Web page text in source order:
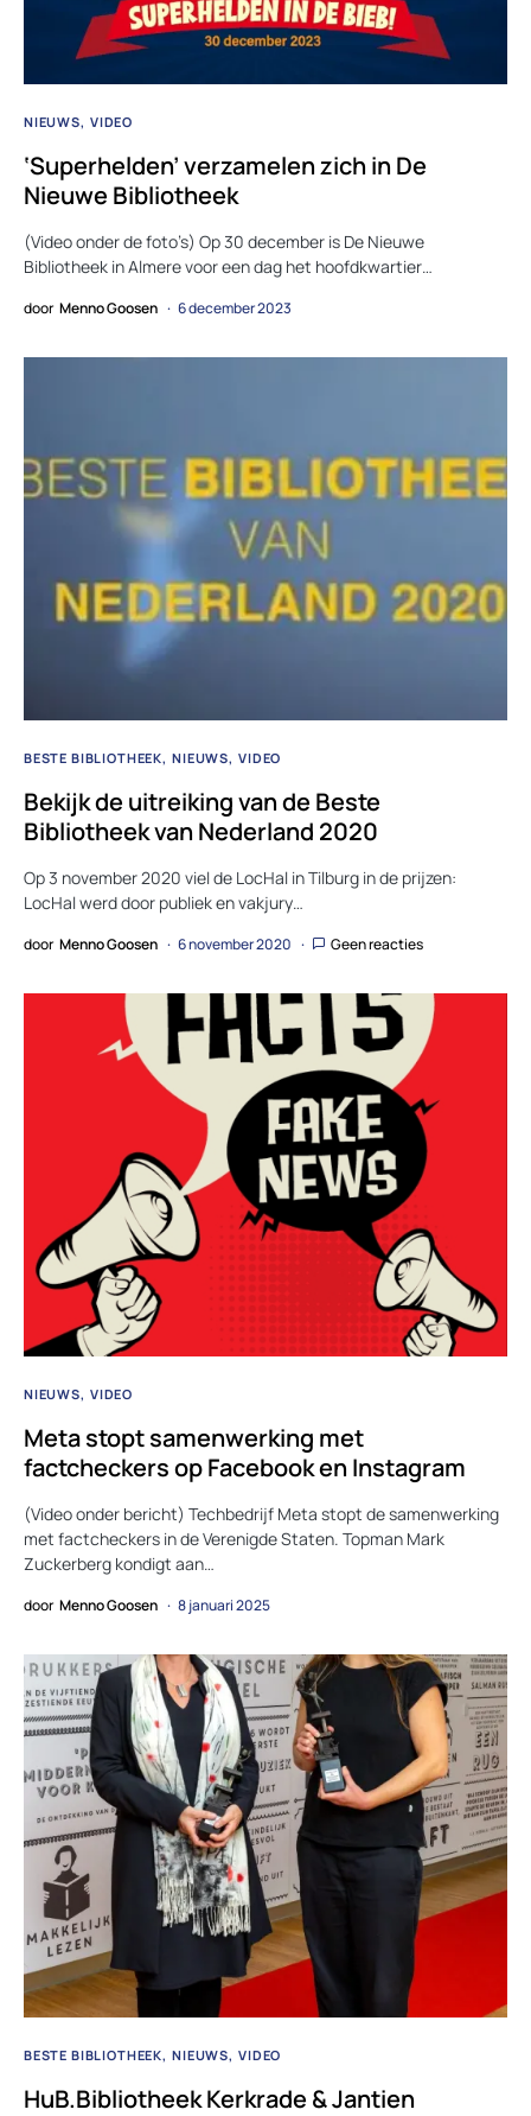
NIEUWS VIDEO
‘Superhelden’ verzamelen zich in De
Nieuwe Bibliotheek
(Video onder de foto’s) Op 30 december is De Nieuwe
Bibliotheek in Almere voor een dag het hoofdkwartier…
door Menno Goosen 6 december 2023
BESTE BIBLIOTHEEK NIEUWS VIDEO
Bekijk de uitreiking van de Beste
Bibliotheek van Nederland 2020
Op 3 november 2020 viel de LocHal in Tilburg in de prijzen:
LocHal werd door publiek en vakjury…
door Menno Goosen 6 november 2020 Geen reacties
NIEUWS VIDEO
Meta stopt samenwerking met
factcheckers op Facebook en Instagram
(Video onder bericht) Techbedrijf Meta stopt de samenwerking
met factcheckers in de Verenigde Staten. Topman Mark
Zuckerberg kondigt aan…
door Menno Goosen 8 januari 2025
BESTE BIBLIOTHEEK NIEUWS VIDEO
HuB.Bibliotheek Kerkrade & Jantien